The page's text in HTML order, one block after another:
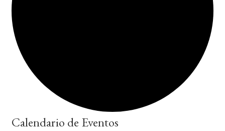
Calendario de Eventos